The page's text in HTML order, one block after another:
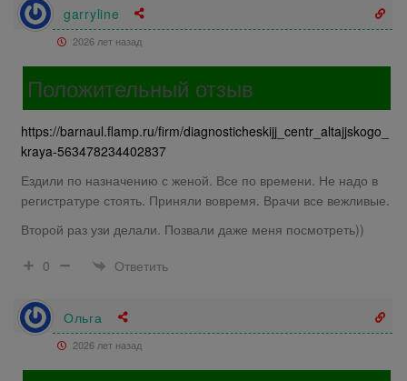
garryline
2026 лет назад
Положительный отзыв
https://barnaul.flamp.ru/firm/diagnosticheskijj_centr_altajjskogo_
kraya-563478234402837
Ездили по назначению с женой. Все по времени. Не надо в
регистратуре стоять. Приняли вовремя. Врачи все вежливые.
Второй раз узи делали. Позвали даже меня посмотреть))
0
Ответить
Ольга
2026 лет назад